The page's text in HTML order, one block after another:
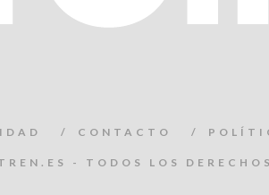
CONTACTO
- TODOS LOS